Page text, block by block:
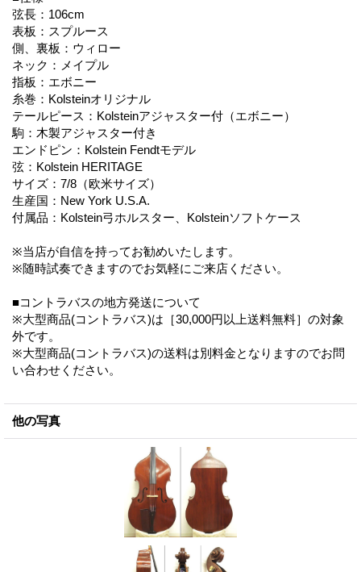
弦長：106cm
表板：スプルース
側、裏板：ウィロー
ネック：メイプル
指板：エボニー
糸巻：Kolsteinオリジナル
テールピース：Kolsteinアジャスター付（エボニー）
駒：木製アジャスター付き
エンドピン：Kolstein Fendtモデル
弦：Kolstein HERITAGE
サイズ：7/8（欧米サイズ）
生産国：New York U.S.A.
付属品：Kolstein弓ホルスター、Kolsteinソフトケース
※当店が自信を持ってお勧めいたします。
※随時試奏できますのでお気軽にご来店ください。
■コントラバスの地方発送について
※大型商品(コントラバス)は［30,000円以上送料無料］の対象
外です。
※大型商品(コントラバス)の送料は別料金となりますのでお問
い合わせください。
他の写真